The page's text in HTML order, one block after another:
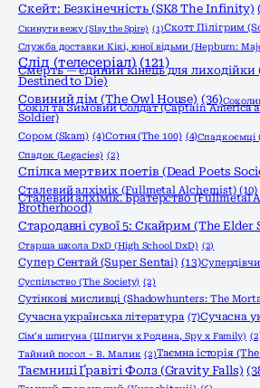
Скейт: Безкінечність (SK8 The Infinity)
Скинути вежу (Slay the Spire) (1)Скотт Пілігрим
Служба доставки Кікі, юної відьми (Hepburn:
Слід (телесеріал) (121)
Смерть — єдиний кінець для лиходійки
Destined to Die)
Совиний дім (The Owl House) (36)
Сокіл та Зимовий Солдат (Captain America
Soldier)
Сором (Skam) (4)Сотня (The 100) (4)Спадкоємці
Спадок (Legacies) (2)
Спілка мертвих поетів (Dead Poets
Сталевий алхімік (Fullmetal Alchemist) (10)
Сталевий алхімік. Братерство (Fullmetal
Brotherhood)
Стародавні сувої 5: Скайрим (The Elder
Старша школа DxD (High School DxD) (2)
Супер Сентай (Super Sentai) (13)
Суспільство (The Society) (2)
Сутінкові мисливці (Shadowhunters: The
Сучасна українська література (7)Сучасна
Сім'я шпигуна (Шпигун x Родина, Spy x Family)
Тайний посол - В. Малик (2)Таємна історія
Таємниці Ґравіті Фолз (Gravity Falls)